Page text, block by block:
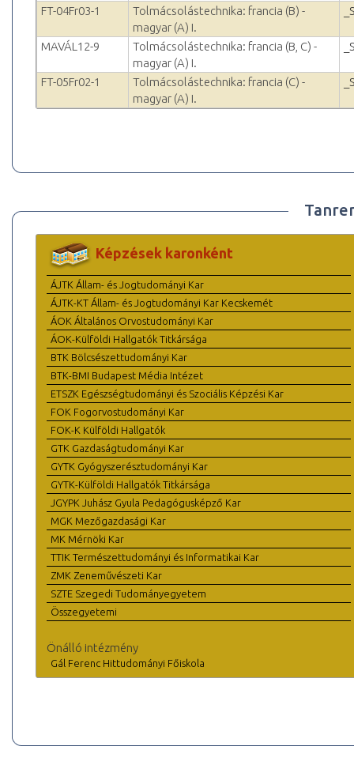
FT-04Fr03-1
Tolmácsolástechnika: francia (B) -
magyar (A) I.
MAVÁL12-9
Tolmácsolástechnika: francia (B, C) -
magyar (A) I.
FT-05Fr02-1
Tolmácsolástechnika: francia (C) -
magyar (A) I.
Képzések karonként
ÁJTK Állam- és Jogtudományi Kar
ÁJTK-KT Állam- és Jogtudományi Kar Kecskemét
ÁOK Általános Orvostudományi Kar
ÁOK-Külföldi Hallgatók Titkársága
BTK Bölcsészettudományi Kar
BTK-BMI Budapest Média Intézet
ETSZK Egészségtudományi és Szociális Képzési Kar
FOK Fogorvostudományi Kar
FOK-K Külföldi Hallgatók
GTK Gazdaságtudományi Kar
GYTK Gyógyszerésztudományi Kar
GYTK-Külföldi Hallgatók Titkársága
JGYPK Juhász Gyula Pedagógusképző Kar
MGK Mezőgazdasági Kar
MK Mérnöki Kar
TTIK Természettudományi és Informatikai Kar
ZMK Zeneművészeti Kar
SZTE Szegedi Tudományegyetem
Összegyetemi
Önálló intézmény
Gál Ferenc Hittudományi Főiskola